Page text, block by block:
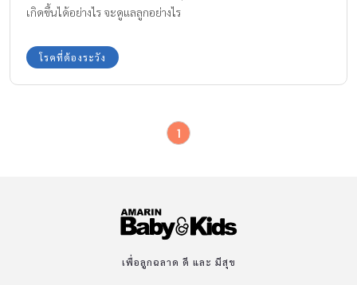
เกิดขึ้นได้อย่างไร จะดูแลลูกอย่างไร
โรคที่ต้องระวัง
1
เพื่อลูกฉลาด ดี และ มีสุข